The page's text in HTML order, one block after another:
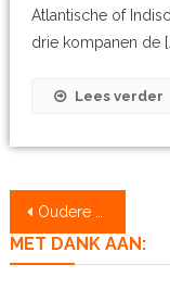
Atlantische of
drie kompanen de
Lees verder
Oudere berichten
MET DANK AAN: